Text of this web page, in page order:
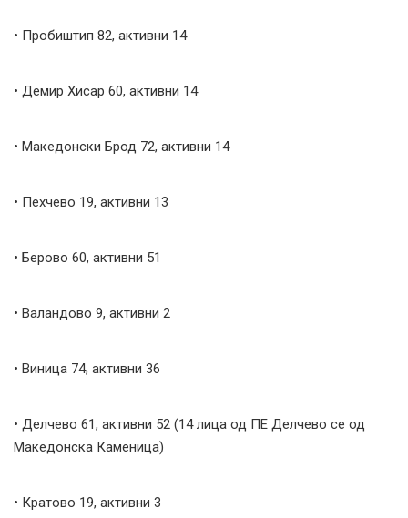
• Пробиштип 82, активни 14
• Демир Хисар 60, активни 14
• Македонски Брод 72, активни 14
• Пехчево 19, активни 13
• Берово 60, активни 51
• Валандово 9, активни 2
• Виница 74, активни 36
• Делчево 61, активни 52 (14 лица од ПЕ Делчево се од
Македонска Каменица)
• Кратово 19, активни 3